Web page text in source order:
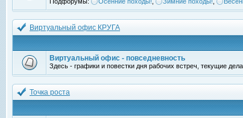
Виртуальный офис КРУГА
Виртуальный офис - повседневность
Здесь - графики и повестки дня рабочих встреч, текущие
Точка роста